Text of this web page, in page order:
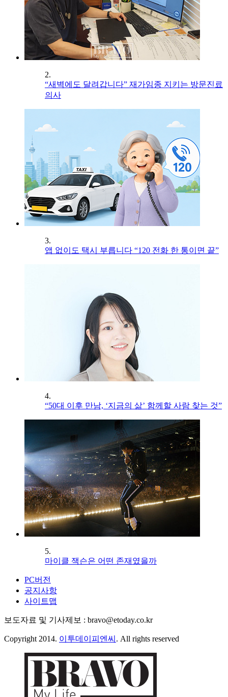
2.
“새벽에도 달려갑니다” 재가임종 지키는 방문진료
의사
3.
앱 없이도 택시 부릅니다 “120 전화 한 통이면 끝”
4.
“50대 이후 만남, ‘지금의 삶’ 함께할 사람 찾는 것”
5.
마이클 잭슨은 어떤 존재였을까
PC버전
공지사항
사이트맵
보도자료 및 기사제보 : bravo@etoday.co.kr
Copyright 2014. 이투데이피엔씨 . All rights reserved